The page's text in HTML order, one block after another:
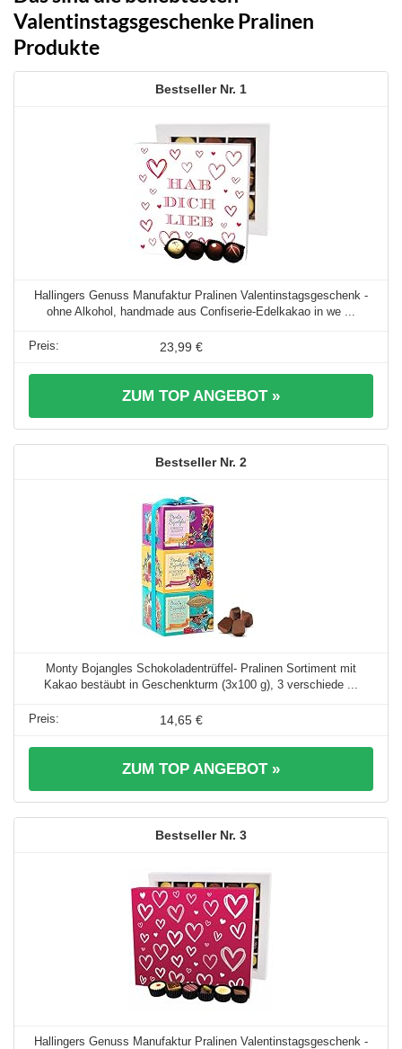
Valentinstagsgeschenke Pralinen
Produkte
1
Hallingers Genuss Manufaktur Pralinen Valentinstagsgeschenk -
ohne Alkohol, handmade aus Confiserie-Edelkakao in we ...
23,99 €
ZUM TOP ANGEBOT »
2
Monty Bojangles Schokoladentrüffel- Pralinen Sortiment mit
Kakao bestäubt in Geschenkturm (3x100 g), 3 verschiede ...
14,65 €
ZUM TOP ANGEBOT »
3
Hallingers Genuss Manufaktur Pralinen Valentinstagsgeschenk -